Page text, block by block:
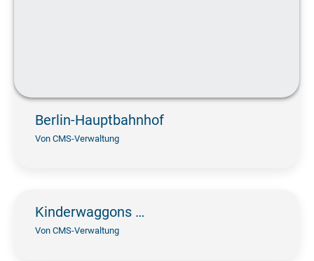
Berlin-Hauptbahnhof
Von CMS-Verwaltung
Kinderwaggons …
Von CMS-Verwaltung